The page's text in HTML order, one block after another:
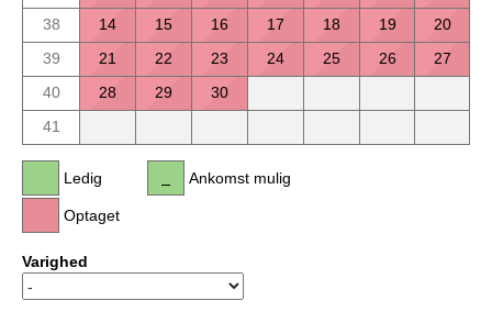
38
14 15 16 17 18 19
20
39
21 22 23 24 25 26
27
40
28 29
30
41
Ledig
Optaget
Ankomst mulig
Varighed